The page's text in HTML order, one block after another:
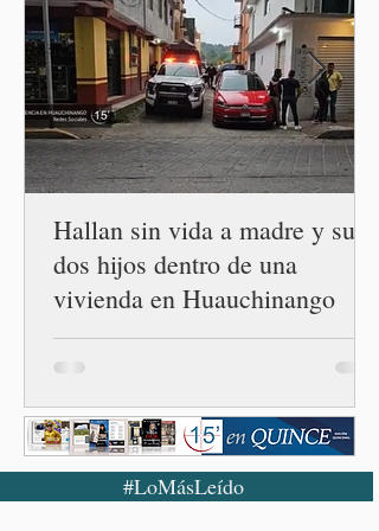
autoridades, ejidos,
comunidades y ciudadanía de
las 32 entidades para
impulsar la restauración de
los ecosistemas forestales.
Durante la Mañanera del
Pueblo, a través de un
Hallan sin vida a madre y sus
dos hijos dentro de una
vivienda en Huauchinango
#LoMásLeído